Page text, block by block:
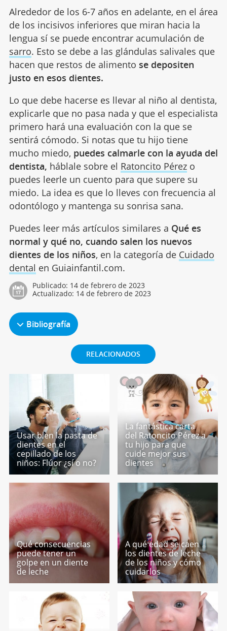
Alrededor de los 6-7 años en adelante, en el área
de los incisivos inferiores que miran hacia la
lengua sí se puede encontrar acumulación de
sarro. Esto se debe a las glándulas salivales que
hacen que restos de alimento se depositen
justo en esos dientes.
Lo que debe hacerse es llevar al niño al dentista,
explicarle que no pasa nada y que el especialista
primero hará una evaluación con la que se
sentirá cómodo. Si notas que tu hijo tiene
mucho miedo, puedes calmarle con la ayuda del
dentista, háblale sobre el Ratoncito Pérezo
puedes leerle un cuento para que supere su
miedo. La idea es que lo lleves con frecuencia al
odontólogo y mantenga su sonrisa sana.
Puedes leer más artículos similares a Qué es
normal y qué no, cuando salen los nuevos
dientes de los niños, en la categoría de Cuidado
dental en Guiainfantil.com.
Publicado: 14 de febrero de 2023
Actualizado: 14 de febrero de 2023
Bibliografía
RELACIONADOS
Usar bien la pasta de
dientes en el
cepillado de los
niños: Flúor ¿sí o no?
La fantástica carta
del Ratoncito Pérez a
tu hijo para que
cuide mejor sus
dientes
Qué consecuencias
puede tener un
golpe en un diente
de leche
A qué edad se caen
los dientes de leche
de los niños y cómo
cuidarlos